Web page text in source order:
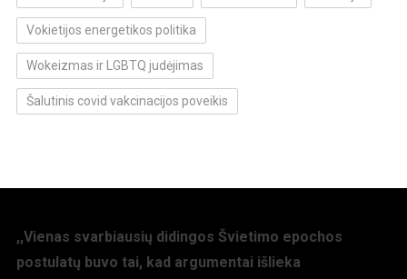
Vokietijos energetikos politika
Wokeizmas ir LGBTQ judėjimas
Šalutinis covid vakcinacijos poveikis
,,Vienas svarbiausių didingos Švietimo epochos
postulatų buvo tai, kad argumentai išlieka